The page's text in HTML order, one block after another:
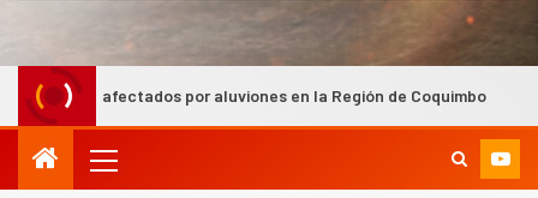
por aluviones en la Región de Coquimbo